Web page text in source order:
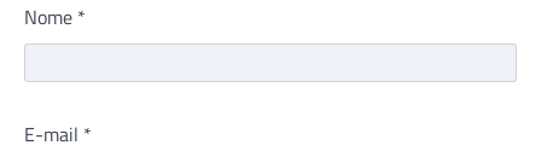
Nome *
E-mail *